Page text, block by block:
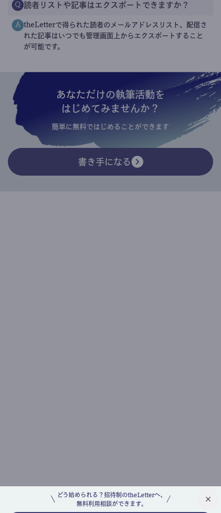
どう始められる？招待制のtheLetterへ、
無料利用相談ができます。
Q 読者リストや記事はエクスポートできますか？
A theLetterで得られた読者のメールアドレスリスト、配信さ
れた記事はいつでも管理画面上からエクスポートすること
が可能です。
あなただけの執筆活動を
はじめてみませんか？
簡単に無料ではじめることができます
書き手になる